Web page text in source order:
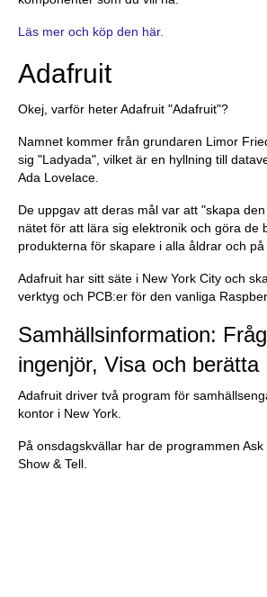
Läs mer och köp den här.
Adafruit
Okej, varför heter Adafruit "Adafruit"?
Namnet kommer från grundaren Limor
sig "Ladyada", vilket är en hyllning till
Ada Lovelace.
De uppgav att deras mål var att "skapa
nätet för att lära sig elektronik och göra de
produkterna för skapare i alla åldrar och
Adafruit har sitt säte i New York City och
verktyg och PCB:er för den vanliga
Samhällsinformation:
ingenjör, Visa och berätta
Adafruit driver två program för
kontor i New York.
På onsdagskvällar har de programmen
Show & Tell.